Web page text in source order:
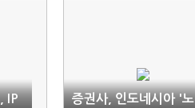
IP
증권사, 인도네시아 '노